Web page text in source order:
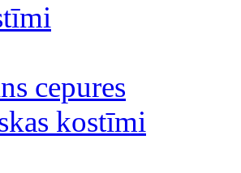
cepures
kostīmi